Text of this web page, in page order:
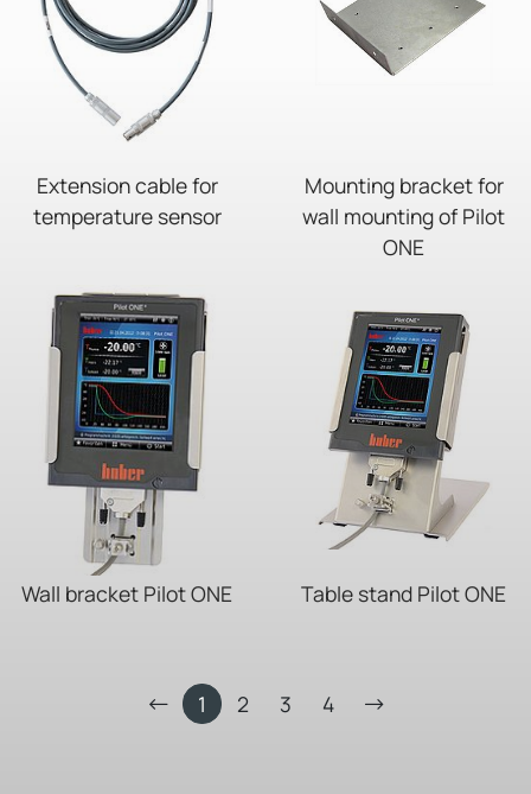
Extension cable for
temperature sensor
Mounting bracket for
wall mounting of Pilot
ONE
Wall bracket Pilot ONE Table stand Pilot ONE
1 2 3 4